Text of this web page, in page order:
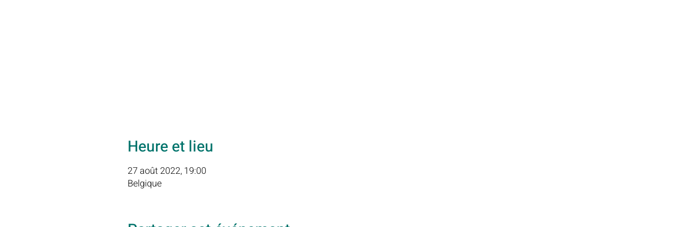
Heure et lieu
27 août 2022, 19:00
Belgique